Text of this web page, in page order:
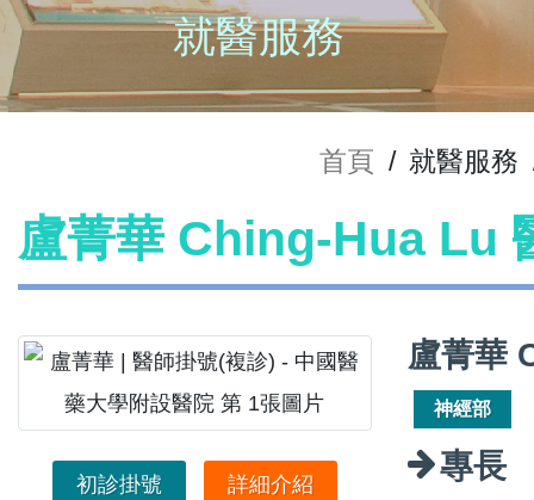
就醫服務
首頁 / 就醫服務
盧菁華 Ching-Hua Lu
初診掛號 詳細介紹
盧菁華
神經部
專長